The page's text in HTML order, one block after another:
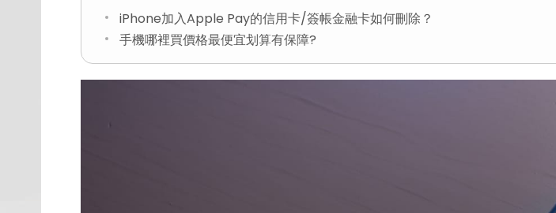
iPhone加入Apple Pay的信用卡/簽帳金融卡如何刪除？
手機哪裡買價格最便宜划算有保障?